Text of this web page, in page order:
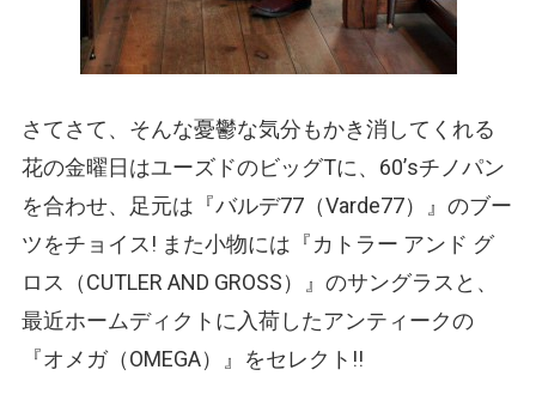
さてさて、そんな憂鬱な気分もかき消してくれる
花の金曜日はユーズドのビッグTに、60’sチノパン
を合わせ、足元は『バルデ77 （Varde77）
』のブー
ツをチョイス! また小物には『カトラー アンド グ
ロス
（CUTLER AND GROSS）
』のサングラスと、
最近ホームディクトに入荷したアンティークの
『オメガ（OMEGA） 』をセレクト!!